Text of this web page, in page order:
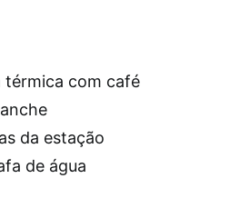
térmica com café
da estação
de água